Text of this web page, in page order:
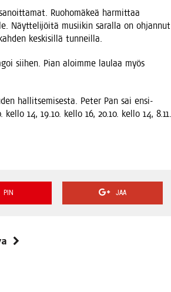
Ruo­ho­mä­keä har­mit­taa
Näyt­te­li­jöi­tä musii­kin saral­la on ohjan­nut
kes­ki­sil­lä tunneilla.
sii­hen. Pian aloim­me lau­laa myös
hal­lit­se­mi­ses­ta. Peter Pan sai ensi-
14, 19.10. kel­lo 16, 20.10. kel­lo 14, 8.11.
PIN JAA